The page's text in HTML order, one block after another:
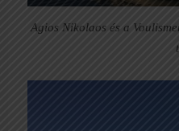
Agios Nikolaos és a